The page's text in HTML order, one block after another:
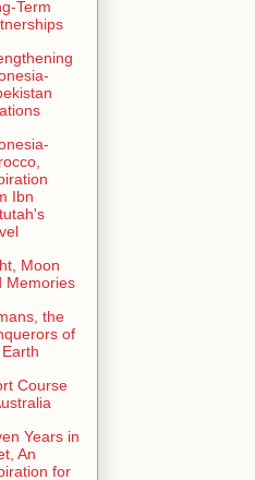
Term
Ibn
Moon
Memories
the
of
Course
Years in
An
for